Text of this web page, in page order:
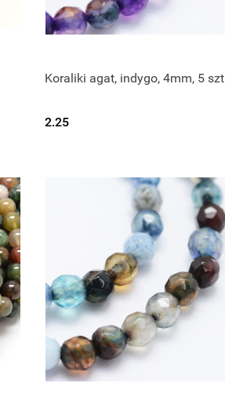
Koraliki agat, indygo, 4mm, 5 szt
2.25